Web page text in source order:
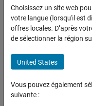
How
Choisissez un site web
votre langue (lorsqu'il est
offres locales. D’après
de sélectionner la région
United States
Vous pouvez également
suivante :